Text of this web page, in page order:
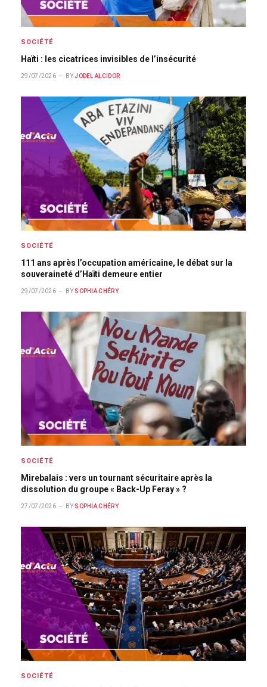
SOCIÉTÉ
Haïti : les cicatrices invisibles de l’insécurité
29/07/2026 BY JODEL ALCIDOR
SOCIÉTÉ
111 ans après l’occupation américaine, le débat sur la
souveraineté d’Haïti demeure entier
29/07/2026 BY SOPHIA CHÉRY
SOCIÉTÉ
Mirebalais : vers un tournant sécuritaire après la
dissolution du groupe « Back-Up Feray » ?
27/07/2026 BY SOPHIA CHÉRY
SOCIÉTÉ